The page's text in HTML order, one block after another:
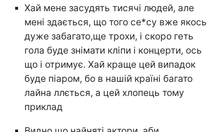
Хай мене засудять тисячі людей, але
мені здається, що того се*су вже якось
дуже забагато,ще трохи, і скоро геть
гола буде знімати кліпи і концерти, ось
що і отримує. Хай краще цей випадок
буде піаром, бо в нашій країні багато
лайна ллється, а цей хлопець тому
приклад